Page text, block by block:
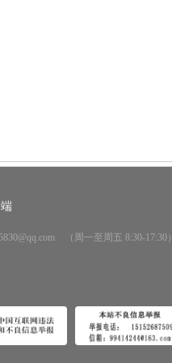
（周一至周五 8:30-17:30）